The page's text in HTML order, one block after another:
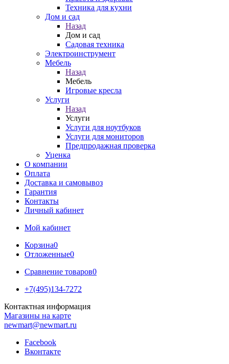
Техника для кухни
Дом и сад
Назад
Дом и сад
Садовая техника
Электроинструмент
Мебель
Назад
Мебель
Игровые кресла
Услуги
Назад
Услуги
Услуги для ноутбуков
Услуги для мониторов
Предпродажная проверка
Уценка
О компании
Оплата
Доставка и самовывоз
Гарантия
Контакты
Личный кабинет
Мой кабинет
Корзина0
Отложенные0
Сравнение товаров0
+7(495)134-7272
Контактная информация
Магазины на карте
newmart@newmart.ru
Facebook
Вконтакте